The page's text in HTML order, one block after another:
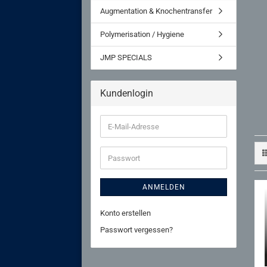
Augmentation & Knochentransfer
Polymerisation / Hygiene
JMP SPECIALS
Kundenlogin
E-
Mail-
Adresse
Passwort
ANMELDEN
Konto erstellen
Passwort vergessen?